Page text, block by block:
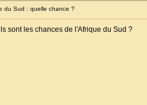
du Sud : quelle chance ?
sont les chances de l'Afrique du Sud ?